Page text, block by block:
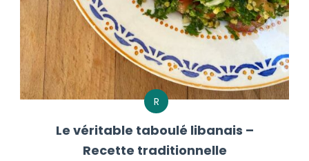
R
Le véritable taboulé libanais –
Recette traditionnelle